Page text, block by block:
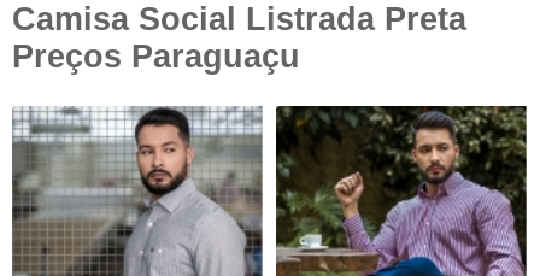
Camisa Social Listrada Preta
Preços Paraguaçu